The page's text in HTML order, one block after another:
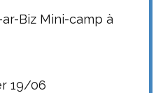
Biz Mini-camp à
19/06